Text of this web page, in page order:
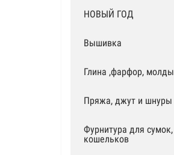
НОВЫЙ ГОД
Вышивка
Глина ,фарфор, молды
Пряжа, джут и шнуры
Фурнитура для сумок,
кошельков